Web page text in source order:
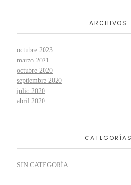
ARCHIVOS
octubre 2023
marzo 2021
octubre 2020
septiembre 2020
julio 2020
abril 2020
CATEGORÍAS
SIN CATEGORÍA